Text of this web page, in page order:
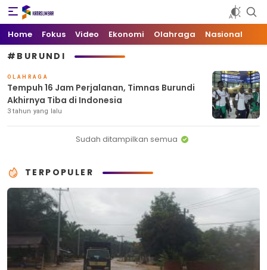
Kata Sumbar
Berita Sumbar Hari Ini
Home Fokus Video Ekonomi Olahraga Nasional
#BURUNDI
OLAHRAGA
Tempuh 16 Jam Perjalanan, Timnas Burundi
Akhirnya Tiba di Indonesia
3 tahun yang lalu
Sudah ditampilkan semua
TERPOPULER